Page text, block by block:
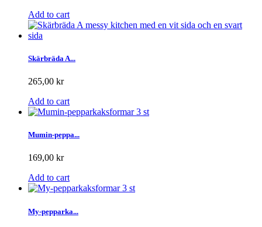
Add to cart
Skärbräda A...
265,00 kr
Add to cart
Mumin-peppa...
169,00 kr
Add to cart
My-pepparka...